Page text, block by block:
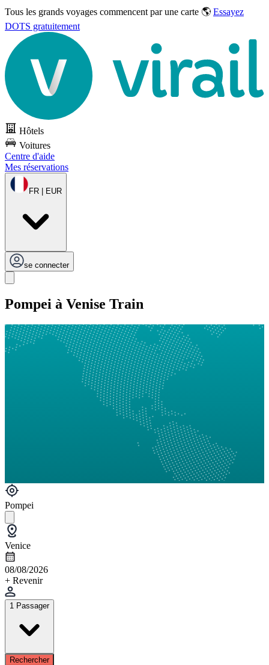
Tous les grands voyages commencent par une carte 🌎 Essayez
DOTS gratuitement
Hôtels
Voitures
Centre d'aide
Mes réservations
FR | EUR
se connecter
Pompei à Venise Train
Pompei
Venice
08/08/2026
+ Revenir
1 Passager
Rechercher